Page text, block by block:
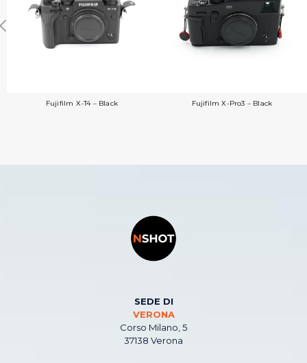
Fujifilm X-T4 – Black Fujifilm X-Pro3 – Black
SEDE DI
VERONA
Corso Milano, 5
37138 Verona